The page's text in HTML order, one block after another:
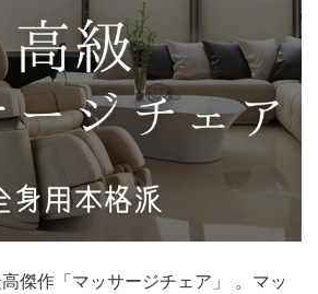
傑作「マッサージチェア」 。マッ